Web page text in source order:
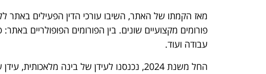
פורומים מקצועיים שונים. בין הפורומים הפופולריים באתר:
עבודה ועוד.
החל משנת 2024, נכנסנו לעידן של בינה